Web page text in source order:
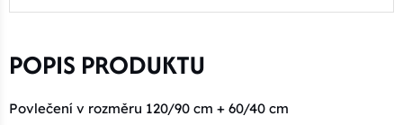
POPIS PRODUKTU
Povlečení v rozměru 120/90 cm + 60/40 cm